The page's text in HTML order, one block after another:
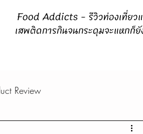
Food Addicts - รีวิวท่องเที่ยว
เสพติดการกินจนกระดุมจะแหกก็
Review